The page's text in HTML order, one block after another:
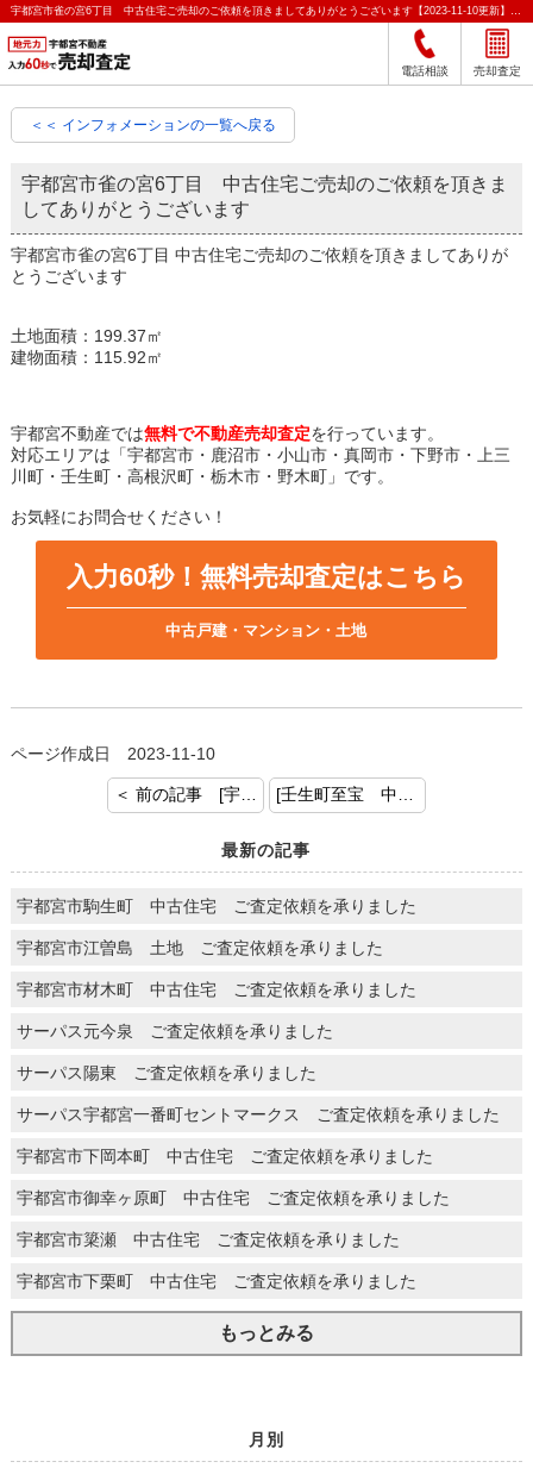
宇都宮市雀の宮6丁目 中古住宅ご売却のご依頼を頂きましてありがとうございます【2023-11-10更新】お知らせ｜宇都宮市の不動産をクイック売却査定｜宇都宮不動産
電話相談 売却査定
＜＜ インフォメーションの一覧へ戻る
宇都宮市雀の宮6丁目 中古住宅ご売却のご依頼を頂きま
してありがとうございます
宇都宮市雀の宮6丁目 中古住宅ご売却のご依頼を頂きましてありが
とうございます
土地面積：199.37㎡
建物面積：115.92㎡
宇都宮不動産では無料で不動産売却査定を行っています。
対応エリアは「宇都宮市・鹿沼市・小山市・真岡市・下野市・上三
川町・壬生町・高根沢町・栃木市・野木町」です。
お気軽にお問合せください！
入力60秒！無料売却査定はこちら
中古戸建・マンション・土地
ページ作成日 2023-11-10
＜ 前の記事 [宇都宮市若草 土地付建物 ご成約おめでとうございます]
最新の記事
宇都宮市駒生町 中古住宅 ご査定依頼を承りました
宇都宮市江曽島 土地 ご査定依頼を承りました
宇都宮市材木町 中古住宅 ご査定依頼を承りました
サーパス元今泉 ご査定依頼を承りました
サーパス陽東 ご査定依頼を承りました
サーパス宇都宮一番町セントマークス ご査定依頼を承りました
宇都宮市下岡本町 中古住宅 ご査定依頼を承りました
宇都宮市御幸ヶ原町 中古住宅 ご査定依頼を承りました
宇都宮市簗瀬 中古住宅 ご査定依頼を承りました
宇都宮市下栗町 中古住宅 ご査定依頼を承りました
もっとみる
月別